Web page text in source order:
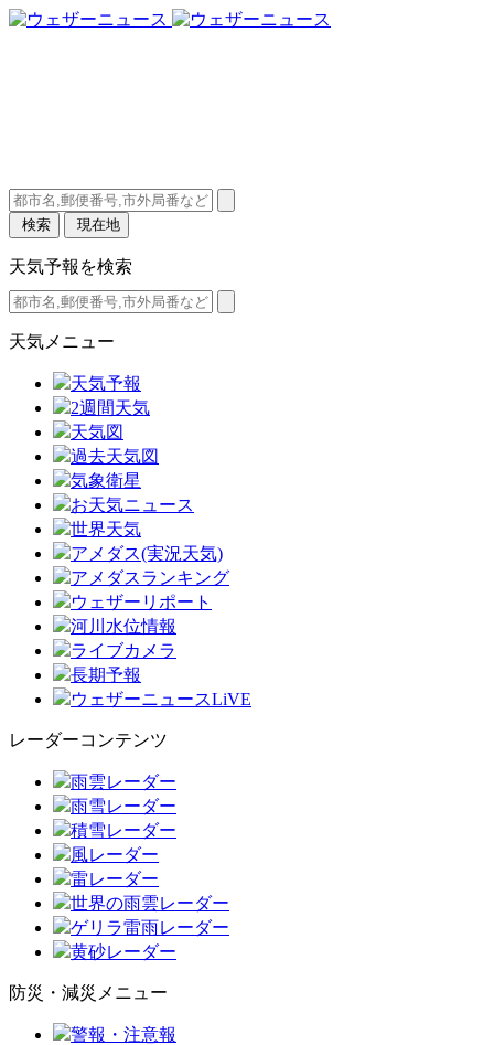
検索 現在地
天気予報を検索
天気メニュー
天気予報
2週間天気
天気図
過去天気図
気象衛星
お天気ニュース
世界天気
アメダス(実況天気)
アメダスランキング
ウェザーリポート
河川水位情報
ライブカメラ
長期予報
ウェザーニュースLiVE
レーダーコンテンツ
雨雲レーダー
雨雪レーダー
積雪レーダー
風レーダー
雷レーダー
世界の雨雲レーダー
ゲリラ雷雨レーダー
黄砂レーダー
防災・減災メニュー
警報・注意報